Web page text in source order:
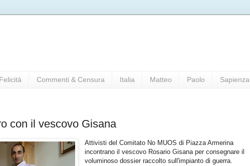
Felicità Commenti & Censura Italia Matteo Paolo Sapienza
con il vescovo Gisana
Attivisti del Comitato No MUOS di Piazza Armerina
incontrano il vescovo Rosario Gisana per consegnare il
voluminoso dossier raccolto sull'impianto di guerra.